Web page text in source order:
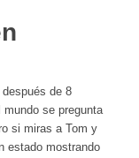
de 8
se pregunta
si miras a Tom y
estado mostrando